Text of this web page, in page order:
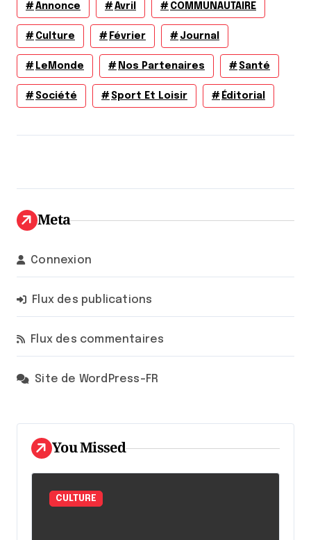
Annonce Avril COMMUNAUTAIRE
Culture Février Journal
LeMonde Nos Partenaires Santé
Société Sport Et Loisir Éditorial
Meta
Connexion
Flux des publications
Flux des commentaires
Site de WordPress-FR
You Missed
CULTURE